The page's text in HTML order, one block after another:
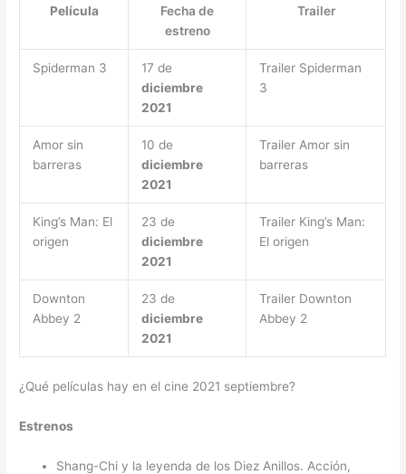
Película
Fecha de
estreno
Trailer
Spiderman 3
17 de
diciembre
2021
Trailer Spiderman
3
Amor sin
barreras
10 de
diciembre
2021
Trailer Amor sin
barreras
King’s Man: El
origen
23 de
diciembre
2021
Trailer King’s Man:
El origen
Downton
Abbey 2
23 de
diciembre
2021
Trailer Downton
Abbey 2
¿Qué películas hay en el cine 2021 septiembre?
Estrenos
Shang-Chi y la leyenda de los Diez Anillos. Acción,